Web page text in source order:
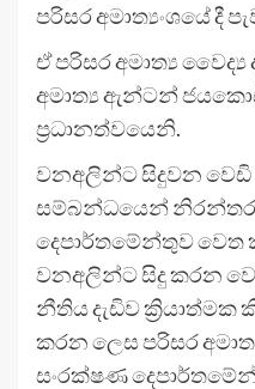
පරිසර අමාත්‍යංශයේ දී
ඒ පරිසර අමාත්‍ය
අමාත්‍ය ඇන්ටන්
ප්‍රධානත්වයෙනි.
වනඅලින්ට සිදුවන වෙඩි
සම්බන්ධයෙන්
දෙපාර්තමේන්තුව වෙත
වනඅලින්ට සිදු කරන
නීතිය දැඩිව ක්‍රියාත්මක
කරන ලෙස පරිසර
සංරක්ෂණ